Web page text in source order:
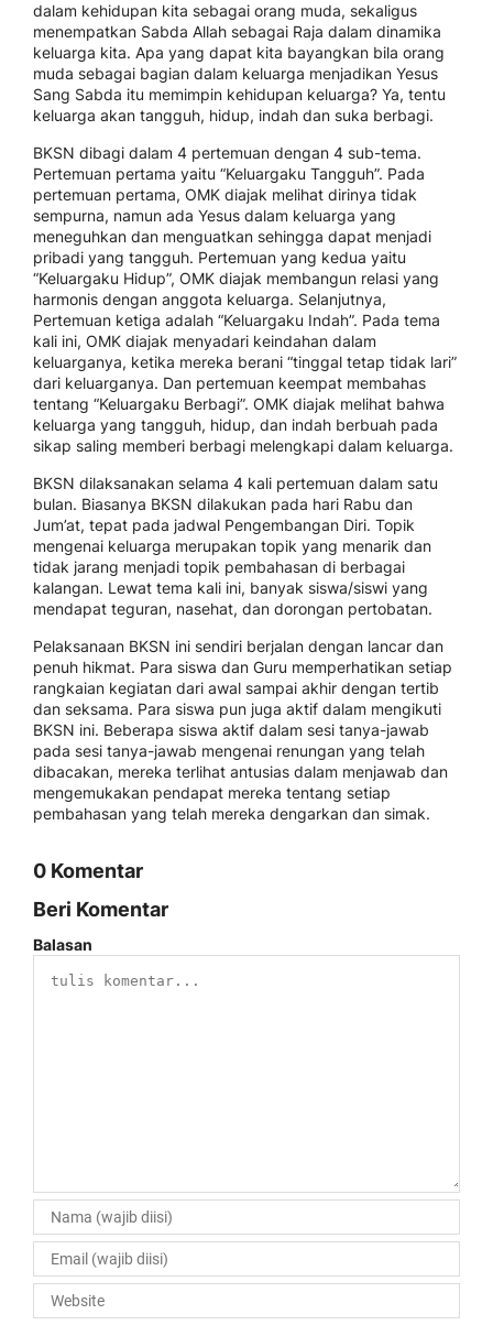
dalam kehidupan kita sebagai orang muda, sekaligus
menempatkan Sabda Allah sebagai Raja dalam dinamika
keluarga kita. Apa yang dapat kita bayangkan bila orang
muda sebagai bagian dalam keluarga menjadikan Yesus
Sang Sabda itu memimpin kehidupan keluarga? Ya, tentu
keluarga akan tangguh, hidup, indah dan suka berbagi.
BKSN dibagi dalam 4 pertemuan dengan 4 sub-tema.
Pertemuan pertama yaitu “Keluargaku Tangguh”. Pada
pertemuan pertama, OMK diajak melihat dirinya tidak
sempurna, namun ada Yesus dalam keluarga yang
meneguhkan dan menguatkan sehingga dapat menjadi
pribadi yang tangguh. Pertemuan yang kedua yaitu
“Keluargaku Hidup”, OMK diajak membangun relasi yang
harmonis dengan anggota keluarga. Selanjutnya,
Pertemuan ketiga adalah “Keluargaku Indah”. Pada tema
kali ini, OMK diajak menyadari keindahan dalam
keluarganya, ketika mereka berani “tinggal tetap tidak lari”
dari keluarganya. Dan pertemuan keempat membahas
tentang “Keluargaku Berbagi”. OMK diajak melihat bahwa
keluarga yang tangguh, hidup, dan indah berbuah pada
sikap saling memberi berbagi melengkapi dalam keluarga.
BKSN dilaksanakan selama 4 kali pertemuan dalam satu
bulan. Biasanya BKSN dilakukan pada hari Rabu dan
Jum’at, tepat pada jadwal Pengembangan Diri. Topik
mengenai keluarga merupakan topik yang menarik dan
tidak jarang menjadi topik pembahasan di berbagai
kalangan. Lewat tema kali ini, banyak siswa/siswi yang
mendapat teguran, nasehat, dan dorongan pertobatan.
Pelaksanaan BKSN ini sendiri berjalan dengan lancar dan
penuh hikmat. Para siswa dan Guru memperhatikan setiap
rangkaian kegiatan dari awal sampai akhir dengan tertib
dan seksama. Para siswa pun juga aktif dalam mengikuti
BKSN ini. Beberapa siswa aktif dalam sesi tanya-jawab
pada sesi tanya-jawab mengenai renungan yang telah
dibacakan, mereka terlihat antusias dalam menjawab dan
mengemukakan pendapat mereka tentang setiap
pembahasan yang telah mereka dengarkan dan simak.
0 Komentar
Beri Komentar
Balasan